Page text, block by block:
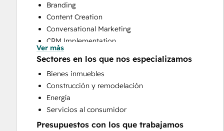
Branding
Content Creation
Conversational Marketing
CRM Implementation
CRM Migration
Custom API Integrations
Customer Marketing
Customer Success Training
Customer Support Training
Email Marketing
Full Inbound Marketing Services
Ver más
Sectores en los que nos especializamos
Bienes inmuebles
Construcción y remodelación
Energía
Servicios al consumidor
Presupuestos con los que trabajamos